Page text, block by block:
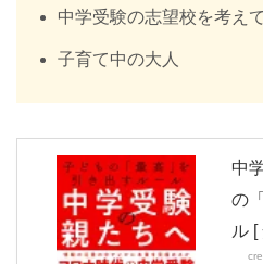
中学受験の志望校を考え
子育て中の大人
中
の
ル